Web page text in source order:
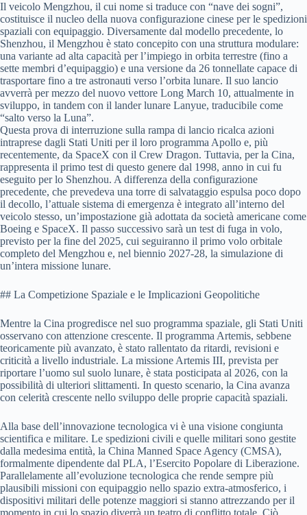
Il veicolo Mengzhou, il cui nome si traduce con “nave dei sogni”,
costituisce il nucleo della nuova configurazione cinese per le spedizioni
spaziali con equipaggio. Diversamente dal modello precedente, lo
Shenzhou, il Mengzhou è stato concepito con una struttura modulare:
una variante ad alta capacità per l’impiego in orbita terrestre (fino a
sette membri d’equipaggio) e una versione da 26 tonnellate capace di
trasportare fino a tre astronauti verso l’orbita lunare. Il suo lancio
avverrà per mezzo del nuovo vettore Long March 10, attualmente in
sviluppo, in tandem con il lander lunare Lanyue, traducibile come
“salto verso la Luna”.
Questa prova di interruzione sulla rampa di lancio ricalca azioni
intraprese dagli Stati Uniti per il loro programma Apollo e, più
recentemente, da SpaceX con il Crew Dragon. Tuttavia, per la Cina,
rappresenta il primo test di questo genere dal 1998, anno in cui fu
eseguito per lo Shenzhou. A differenza della configurazione
precedente, che prevedeva una torre di salvataggio espulsa poco dopo
il decollo, l’attuale sistema di emergenza è integrato all’interno del
veicolo stesso, un’impostazione già adottata da società americane come
Boeing e SpaceX. Il passo successivo sarà un test di fuga in volo,
previsto per la fine del 2025, cui seguiranno il primo volo orbitale
completo del Mengzhou e, nel biennio 2027-28, la simulazione di
un’intera missione lunare.
## La Competizione Spaziale e le Implicazioni Geopolitiche
Mentre la Cina progredisce nel suo programma spaziale, gli Stati Uniti
osservano con attenzione crescente. Il programma Artemis, sebbene
teoricamente più avanzato, è stato rallentato da ritardi, revisioni e
criticità a livello industriale. La missione Artemis III, prevista per
riportare l’uomo sul suolo lunare, è stata posticipata al 2026, con la
possibilità di ulteriori slittamenti. In questo scenario, la Cina avanza
con celerità crescente nello sviluppo delle proprie capacità spaziali.
Alla base dell’innovazione tecnologica vi è una visione congiunta
scientifica e militare. Le spedizioni civili e quelle militari sono gestite
dalla medesima entità, la China Manned Space Agency (CMSA),
formalmente dipendente dal PLA, l’Esercito Popolare di Liberazione.
Parallelamente all’evoluzione tecnologica che rende sempre più
plausibili missioni con equipaggio nello spazio extra-atmosferico, i
dispositivi militari delle potenze maggiori si stanno attrezzando per il
momento in cui lo spazio diverrà un teatro di conflitto totale. Ciò